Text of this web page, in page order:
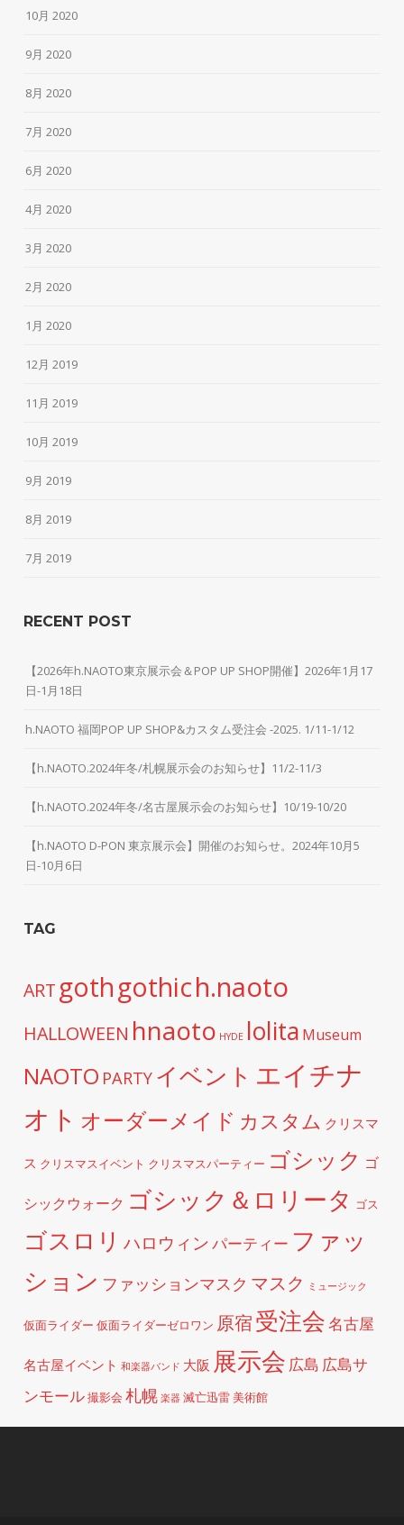
10月 2020
9月 2020
8月 2020
7月 2020
6月 2020
4月 2020
3月 2020
2月 2020
1月 2020
12月 2019
11月 2019
10月 2019
9月 2019
8月 2019
7月 2019
RECENT POST
【2026年h.NAOTO東京展示会＆POP UP SHOP開催】2026年1月17
日-1月18日
h.NAOTO 福岡POP UP SHOP&カスタム受注会 -2025. 1/11-1/12
【h.NAOTO.2024年冬/札幌展示会のお知らせ】11/2-11/3
【h.NAOTO.2024年冬/名古屋展示会のお知らせ】10/19-10/20
【h.NAOTO D-PON 東京展示会】開催のお知らせ。2024年10月5
日-10月6日
TAG
ART gothgothich.naoto
HALLOWEEN hnaoto HYDE lolita Museum
NAOTO PARTY イベント エイチナ
オト オーダーメイド カスタム クリスマ
ス クリスマスイベント クリスマスパーティー ゴシック ゴ
シックウォーク ゴシック＆ロリータ ゴス
ゴスロリ ハロウィンパーティー ファッ
ション ファッションマスク マスク ミュージック
仮面ライダー 仮面ライダーゼロワン 原宿受注会名古屋
名古屋イベント 和楽器バンド 大阪 展示会 広島 広島サ
ンモール撮影会 札幌 楽器 滅亡迅雷美術館